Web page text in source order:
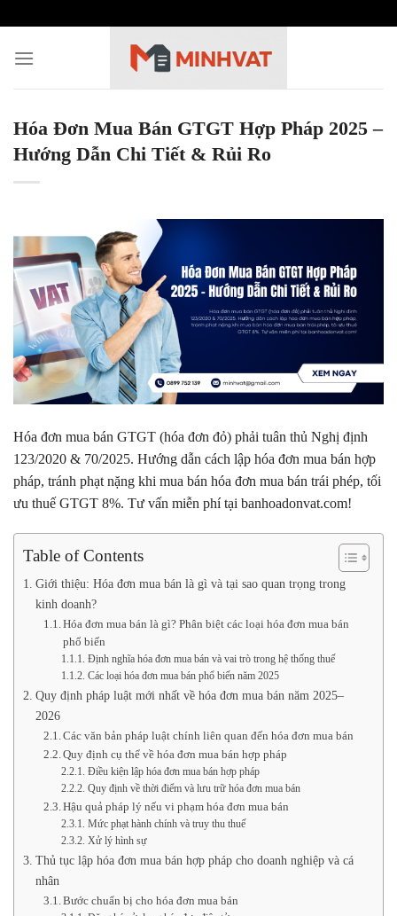
content
Hóa Đơn Mua Bán GTGT Hợp Pháp 2025 –
Hướng Dẫn Chi Tiết & Rủi Ro
Hóa đơn mua bán GTGT (hóa đơn đỏ) phải tuân thủ Nghị định
123/2020 & 70/2025. Hướng dẫn cách lập hóa đơn mua bán hợp
pháp, tránh phạt nặng khi mua bán hóa đơn mua bán trái phép, tối
ưu thuế GTGT 8%. Tư vấn miễn phí tại banhoadonvat.com!
Table of Contents
Giới thiệu: Hóa đơn mua bán là gì và tại sao quan trọng trong
kinh doanh?
Hóa đơn mua bán là gì? Phân biệt các loại hóa đơn mua bán
phổ biến
Định nghĩa hóa đơn mua bán và vai trò trong hệ thống thuế
Các loại hóa đơn mua bán phổ biến năm 2025
Quy định pháp luật mới nhất về hóa đơn mua bán năm 2025–
2026
Các văn bản pháp luật chính liên quan đến hóa đơn mua bán
Quy định cụ thể về hóa đơn mua bán hợp pháp
Điều kiện lập hóa đơn mua bán hợp pháp
Quy định về thời điểm và lưu trữ hóa đơn mua bán
Hậu quả pháp lý nếu vi phạm hóa đơn mua bán
Mức phạt hành chính và truy thu thuế
Xử lý hình sự
Thủ tục lập hóa đơn mua bán hợp pháp cho doanh nghiệp và cá
nhân
Bước chuẩn bị cho hóa đơn mua bán